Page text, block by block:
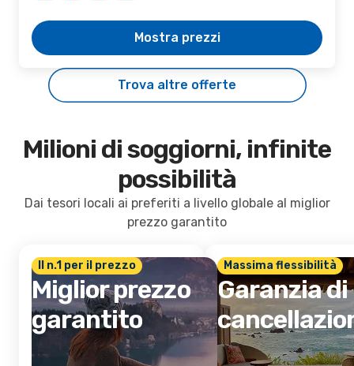
Mostra prezzi
Trova altre offerte
Milioni di soggiorni, infinite
possibilità
Dai tesori locali ai preferiti a livello globale al miglior
prezzo garantito
Il n.1 per il prezzo
Miglior prezzo
garantito
Massima flessibilità
Garanzia di